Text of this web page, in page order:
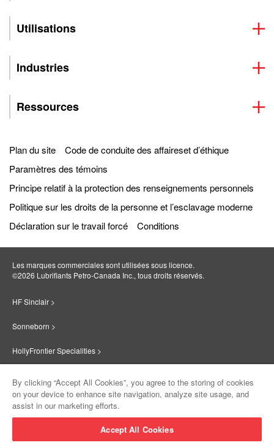
Utilisations
Industries
Ressources
Plan du site
Code de conduite des affaireset d’éthique
Paramètres des témoins
Principe relatif à la protection des renseignements personnels
Politique sur les droits de la personne et l’esclavage moderne
Déclaration sur le travail forcé
Conditions
Les marques commerciales sont utilisées sous licence.
©2026 Lubrifiants Petro‐Canada Inc., tous droits réservés.
HF Sinclair >
Sonneborn >
HollyFrontier Specialities >
Suniso >
By clicking “Accept All Cookies”, you agree to the storing of cookies
on your device to enhance site navigation, analyze site usage, and
assist in our marketing efforts.
Accept All Cookies